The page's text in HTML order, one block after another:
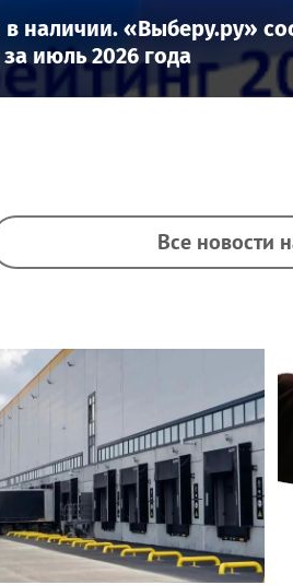
наличии. «Выберу.ру»
июль 2026 года
Все новости